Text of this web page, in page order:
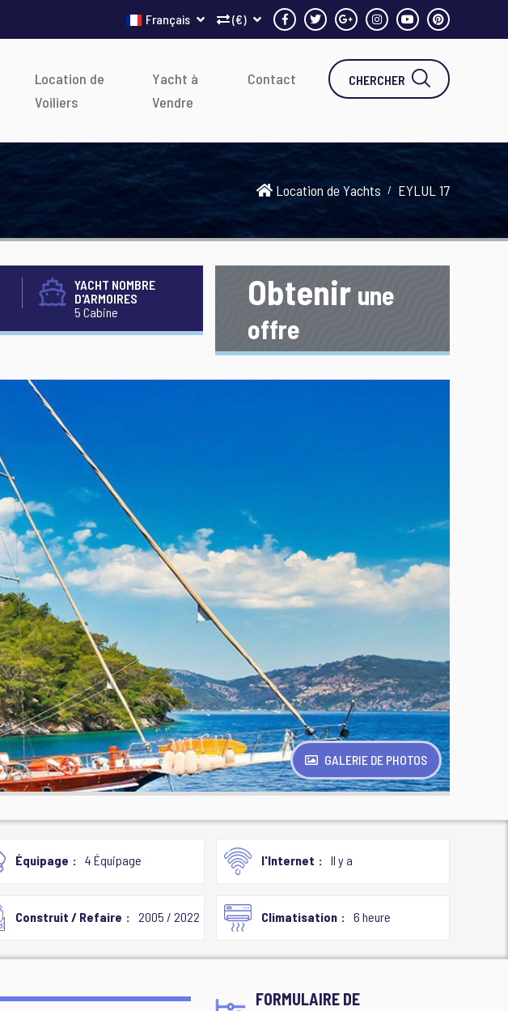
(€)
Français
Location de
Voiliers
Yacht à
Vendre
Contact CHERCHER
Location de Yachts EYLUL 17
YACHT NOMBRE
D'ARMOIRES
5 Cabine
Obtenir une
offre
GALERIE DE PHOTOS
Équipage 4 Équipage l'Internet Il y a
Construit / Refaire 2005 / 2022 Climatisation 6 heure
FORMULAIRE DE